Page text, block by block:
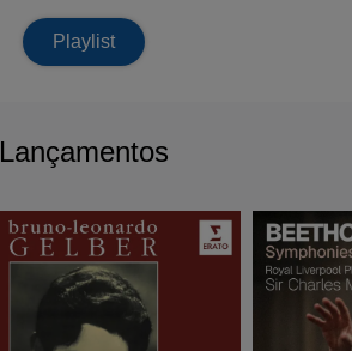
Playlist
Lançamentos